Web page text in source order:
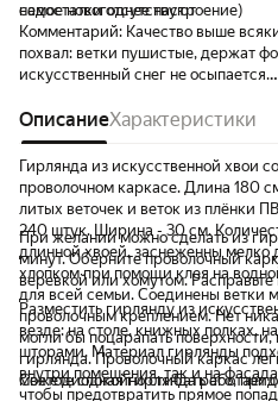
самое новогоднее настроение)
недостатки отсутствуют
Комментарий: Качество выше
похвал: ветки пушистые, держат
искусственный снег не осыпается.
комната сразу становится уютной,
загадочной и чуточку сказочной) Очень
рада, что купила! Рекомендую
хочет добавить в дом тепло и
зимнюю сказку🌲
ОписаниеХарактеристики
Гирлянда из искусственной хвои
проволочном каркасе. Длина 180
литых веточек и веток из плёнки
240 штук. Ширина - 30 см.
длинной хвоей, заснеженны
хлопком при помощи клея на
для всей семьи. Соединены ветки
проволочным креплением. Нет
могли бы поцарапать
гирлянда. Проволочный каркас
можете спокойно сгибать его,
При желании можно сделать из
минут. Оберните проволочный
веревкой или хомутом. Расправьте
Разместить гирлянду из
везде: на столе, книжных полках,
шторами. Материал гирлянды
внутри помещения, так и на
чтобы предотвратить прямое
Светодиодная гирлянда работает